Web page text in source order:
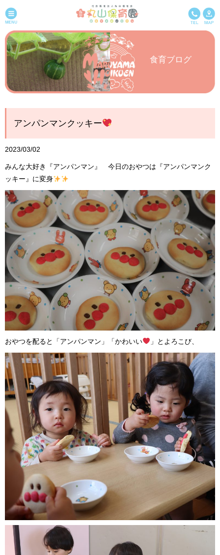
食育ブログ
アンパンマンクッキー
2023/03/02
みんな大好き『アンパンマン』 今日のおやつは『アンパンマンク
ッキー』に変身
おやつを配ると「アンパンマン」「かわいい 」とよろこび、